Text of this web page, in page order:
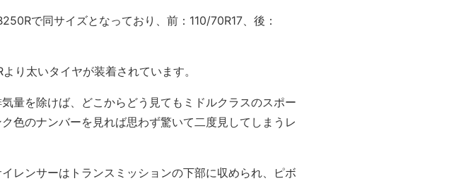
で同サイズとなっており、前：110/70R17、後：
り太いタイヤが装着されています。
量を除けば、どこからどう見てもミドルクラスのスポー
色のナンバーを見れば思わず驚いて二度見してしまうレ
レンサーはトランスミッションの下部に収められ、ピボ